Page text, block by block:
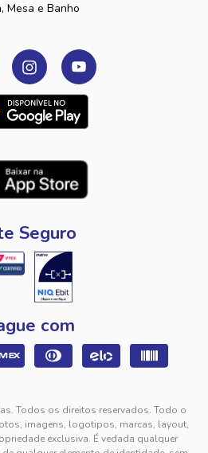
Mesa e Banho
Seguro
com
Todos os direitos reservados. Todo o
imagens, logotipos, marcas, layout,
exclusiva. É vedada qualquer